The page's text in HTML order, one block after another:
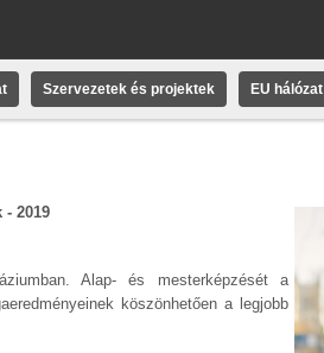
Szervezetek és projektek EU hálózat
2019
Alap- és mesterképzését a
köszönhetően a legjobb